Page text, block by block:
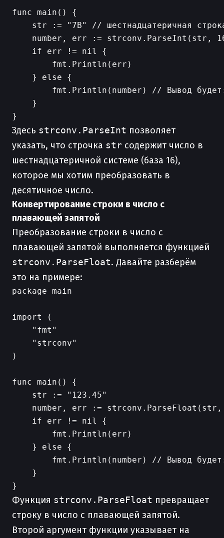
func main() {
str := "7B" // шестнадцатеричная
number, err := strconv.ParseInt(str,
    if err != nil {
        fmt.Println(err)
    } else {
fmt.Println(number) // Вывод
    }
Здесь strconv.ParseInt позволяет
указать, что строчка str содержит число в
шестнадцатеричной системе (база 16),
которое мы хотим преобразовать в
десятичное число.
Конвертирование строки в число с
плавающей запятой
Преобразование строки в число с
плавающей запятой выполняется функцией
strconv.ParseFloat. Давайте разберём
это на примере:
package main
import (
    "fmt"
    "strconv"
)
func main() {
    str := "123.45"
number, err :=
    if err != nil {
        fmt.Println(err)
    } else {
fmt.Println(number) // Вывод
    }
Функция strconv.ParseFloat превращает
строку в число с плавающей запятой.
Второй аргумент функции указывает на